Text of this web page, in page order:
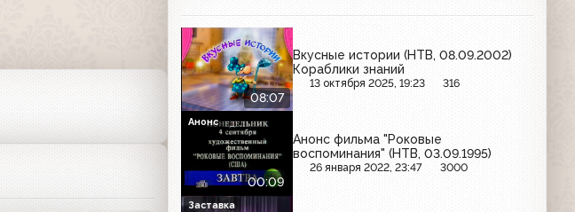
08:07
Вкусные истории (НТВ, 08.09.2002)
Кораблики знаний
13 октября 2025, 19:23 316
00:09
Анонс фильма "Роковые
воспоминания" (НТВ, 03.09.1995)
26 января 2022, 23:47 3000
Анонс
Заставка